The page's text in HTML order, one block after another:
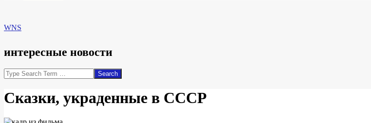
WNS
интересные новости
Search
Сказки, украденные в СССР